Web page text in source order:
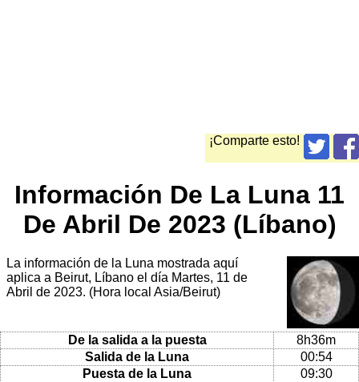
¡Comparte esto!
Información De La Luna 11
De Abril De 2023 (Líbano)
La información de la Luna mostrada aquí
aplica a Beirut, Líbano el día Martes, 11 de
Abril de 2023. (Hora local Asia/Beirut)
De la salida a la puesta
8h36m
Salida de la Luna
00:54
Puesta de la Luna
09:30